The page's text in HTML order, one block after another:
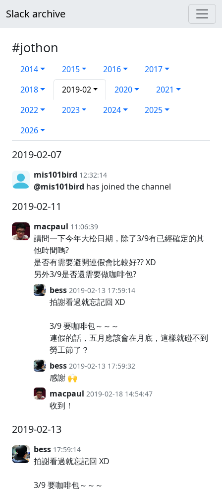
Slack archive
#jothon
2014 2015 2016
2017
2018
2019-02 2020
2021
2022
2023 2024
2025
2026
2019-02-07
mis101bird 12:32:14
@mis101bird has joined the channel
2019-02-11
macpaul 11:06:39
請問一下今年大松日期，除了3/9有已經確定的其
他時間嗎?
是否有需要避開連假會比較好?? XD
另外3/9是否還需要做咖啡包?
bess 2019-02-13 17:59:14
拍謝看過就忘記回 XD
3/9 要咖啡包～～～
連假的話，五月應該會在月底，這樣就碰不到
勞工節了？
bess 2019-02-13 17:59:32
感謝 🙌
macpaul 2019-02-18 14:54:47
收到！
2019-02-13
bess 17:59:14
拍謝看過就忘記回 XD
3/9 要咖啡包～～～